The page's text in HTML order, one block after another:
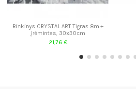
Rinkinys CRYSTAL ART Tigras 8m.+
įrėmintas, 30x30cm
21,76 €